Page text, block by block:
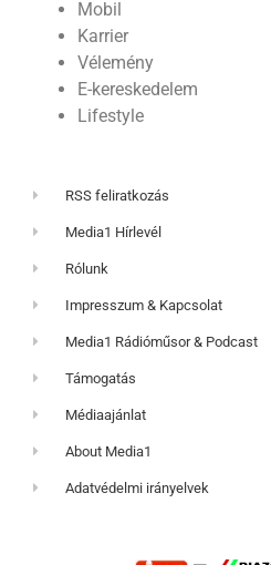
Mobil
Karrier
Vélemény
E-kereskedelem
Lifestyle
RSS feliratkozás
Media1 Hírlevél
Rólunk
Impresszum & Kapcsolat
Media1 Rádióműsor & Podcast
Támogatás
Médiaajánlat
About Media1
Adatvédelmi irányelvek